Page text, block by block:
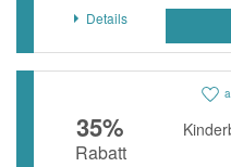
heine
Alle Shops
Details
35%
Rabatt